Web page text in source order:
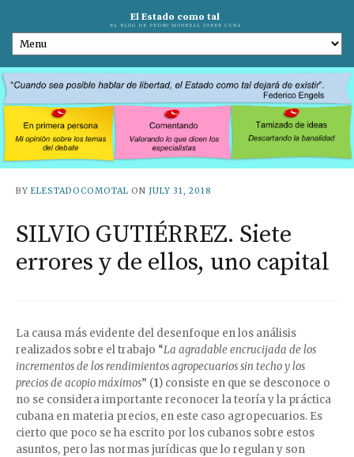
El Estado como tal
EL BLOG DE PEDRO MONREAL SOBRE CUBA
BY ELESTADOCOMOTAL ON JULY 31, 2018
SILVIO GUTIÉRREZ. Siete
errores y de ellos, uno capital
La causa más evidente del desenfoque en los análisis
realizados sobre el trabajo “La agradable encrucijada de los
incrementos de los rendimientos agropecuarios sin techo y los
precios de acopio máximos” (1) consiste en que se desconoce o
no se considera importante reconocer la teoría y la práctica
cubana en materia precios, en este caso agropecuarios. Es
cierto que poco se ha escrito por los cubanos sobre estos
asuntos, pero las normas jurídicas que lo regulan y son